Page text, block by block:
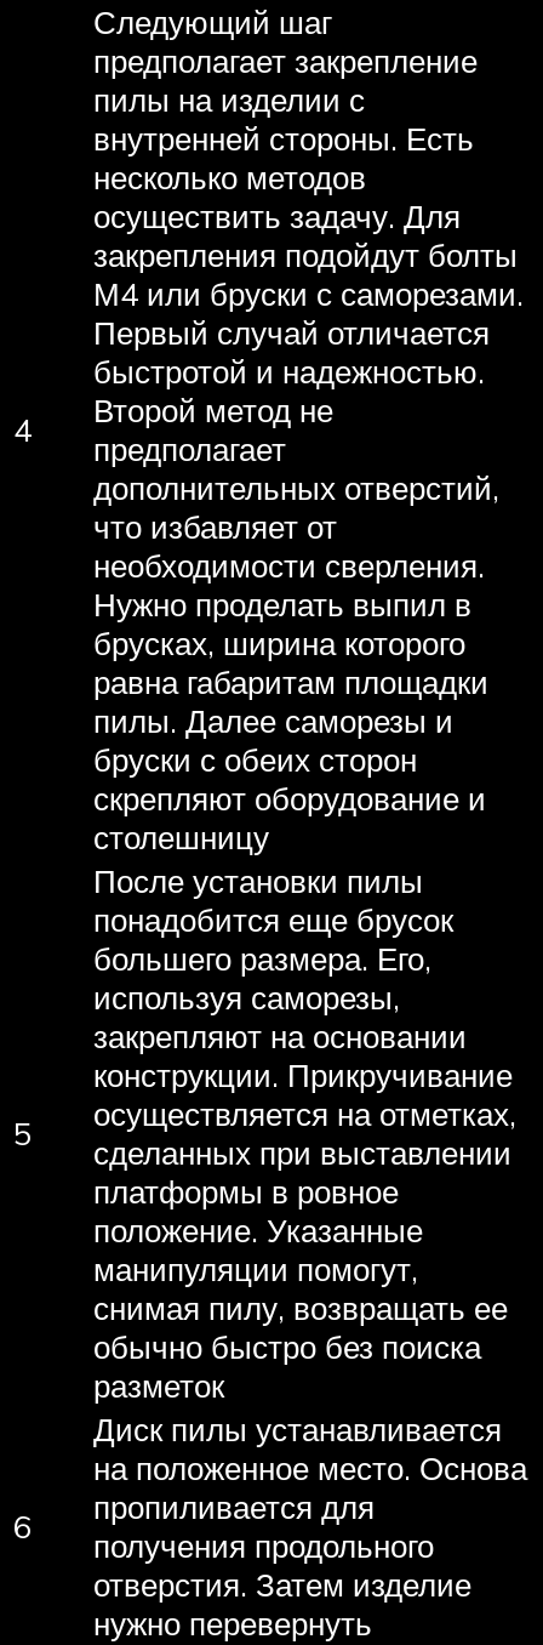
4
Следующий шаг
предполагает закрепление
пилы на изделии с
внутренней стороны. Есть
несколько методов
осуществить задачу. Для
закрепления подойдут болты
М4 или бруски с саморезами.
Первый случай отличается
быстротой и надежностью.
Второй метод не
предполагает
дополнительных отверстий,
что избавляет от
необходимости сверления.
Нужно проделать выпил в
брусках, ширина которого
равна габаритам площадки
пилы. Далее саморезы и
бруски с обеих сторон
скрепляют оборудование и
столешницу
5
После установки пилы
понадобится еще брусок
большего размера. Его,
используя саморезы,
закрепляют на основании
конструкции. Прикручивание
осуществляется на отметках,
сделанных при выставлении
платформы в ровное
положение. Указанные
манипуляции помогут,
снимая пилу, возвращать ее
обычно быстро без поиска
разметок
6
Диск пилы устанавливается
на положенное место. Основа
пропиливается для
получения продольного
отверстия. Затем изделие
нужно перевернуть